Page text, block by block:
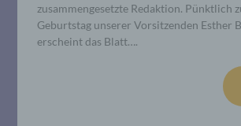
zusammengesetzte Redaktion. Pünktlich
Geburtstag unserer Vorsitzenden Esther
erscheint das Blatt….